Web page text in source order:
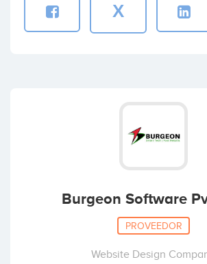
X
Burgeon Software
PROVEEDOR
Website Design